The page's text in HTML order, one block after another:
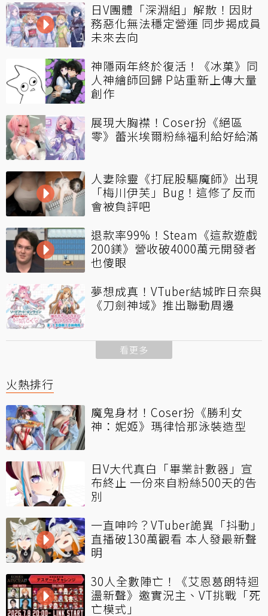
日V團體「深淵組」解散！因財
務惡化無法穩定營運 同步揭成員
未來去向
神隱兩年終於復活！《冰菓》同
人神繪師回歸 P站重新上傳大量
創作
展現大胸襟！Coser扮《絕區
零》蕾米埃爾粉絲福利給好給滿
人妻除靈《打屁股驅魔師》出現
「梅川伊芙」Bug！這修了反而
會被負評吧
退款率99%！Steam《這款遊戲
200鎂》營收破4000萬元開發者
也傻眼
夢想成真！VTuber結城昨日奈與
《刀劍神域》推出聯動周邊
看更多
火熱排行
魔鬼身材！Coser扮《勝利女
神：妮姬》瑪律恰那泳裝造型
日V大代真白「畢業計數器」宣
布終止 一份來自粉絲500天的告
別
一直呻吟？VTuber詭異「抖動」
直播破130萬觀看 本人發最新聲
明
30人全數陣亡！《艾恩葛朗特迴
盪新聲》邀實況主、VT挑戰「死
亡模式」